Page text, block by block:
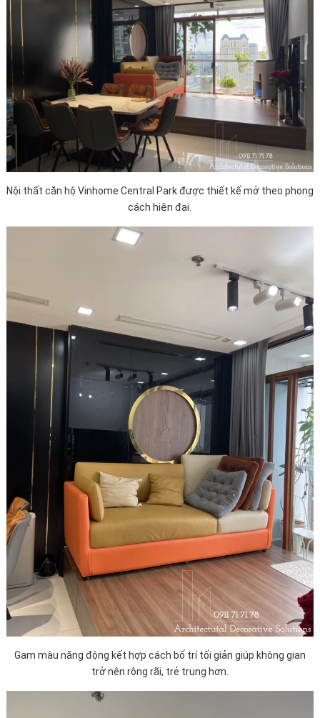
Nội thất căn hộ Vinhome Central Park được thiết kế mở theo phong
cách hiện đại.
Gam màu năng động kết hợp cách bố trí tối giản giúp không gian
trở nên rộng rãi, trẻ trung hơn.